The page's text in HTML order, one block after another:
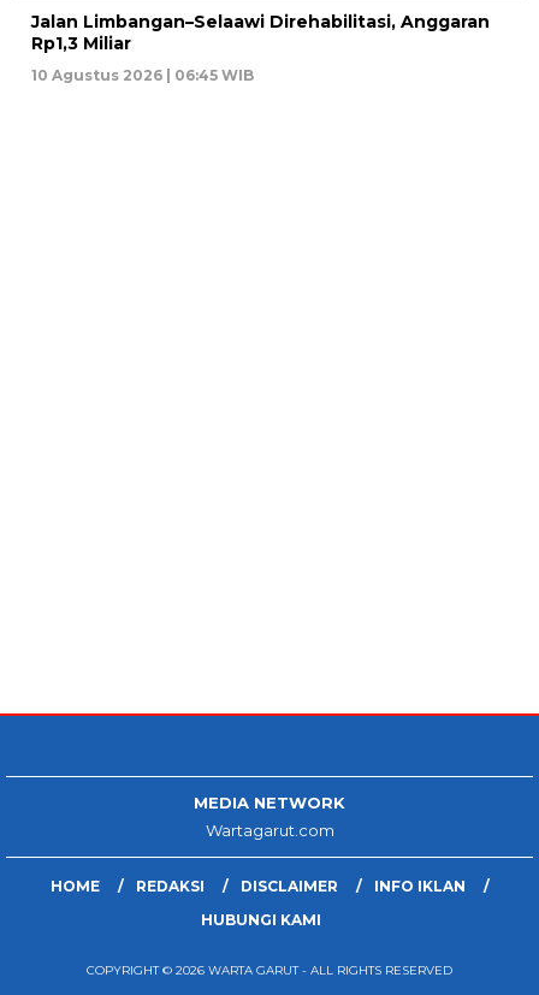
Jalan Limbangan–Selaawi Direhabilitasi, Anggaran
Rp1,3 Miliar
10 Agustus 2026 | 06:45 WIB
MEDIA NETWORK
Wartagarut.com
HOME REDAKSI DISCLAIMER
INFO IKLAN
HUBUNGI KAMI
COPYRIGHT © 2026 WARTA GARUT - ALL RIGHTS RESERVED